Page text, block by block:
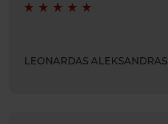
LEONARDAS ALEKSANDRAS